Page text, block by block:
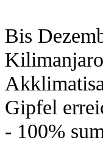
Bis
Gipfel
- 100%